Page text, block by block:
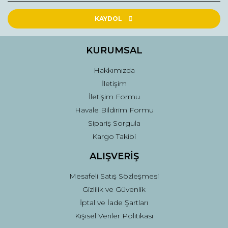
Ürün resmi kalitesiz, bozuk veya görüntülenemiyor.
Ürün açıklamasında eksik bilgiler bulunuyor.
Ürün fiyatı diğer sitelerden daha pahalı.
Gönder
KAYDOL
KURUMSAL
Hakkımızda
İletişim
İletişim Formu
Havale Bildirim Formu
Sipariş Sorgula
Kargo Takibi
ALIŞVERİŞ
Mesafeli Satış Sözleşmesi
Gizlilik ve Güvenlik
İptal ve İade Şartları
Kişisel Veriler Politikası